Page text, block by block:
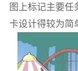
图上标记主要任
卡设计得较为简